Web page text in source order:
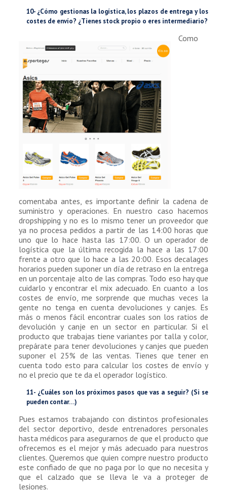
10- ¿Cómo gestionas la logística, los plazos de entrega y los
costes de envío? ¿Tienes stock propio o eres intermediario?
Como
comentaba antes, es importante definir la cadena de
suministro y operaciones. En nuestro caso hacemos
dropshipping y no es lo mismo tener un proveedor que
ya no procesa pedidos a partir de las 14:00 horas que
uno que lo hace hasta las 17:00. O un operador de
logística que la última recogida la hace a las 17:00
frente a otro que lo hace a las 20:00. Esos decalages
horarios pueden suponer un día de retraso en la entrega
en un porcentaje alto de las compras. Todo eso hay que
cuidarlo y encontrar el mix adecuado. En cuanto a los
costes de envío, me sorprende que muchas veces la
gente no tenga en cuenta devoluciones y canjes. Es
más o menos fácil encontrar cuales son los ratios de
devolución y canje en un sector en particular. Si el
producto que trabajas tiene variantes por talla y color,
prepárate para tener devoluciones y canjes que pueden
suponer el 25% de las ventas. Tienes que tener en
cuenta todo esto para calcular los costes de envío y
no el precio que te da el operador logístico.
11- ¿Cuáles son los próximos pasos que vas a seguir? (Si se
pueden contar…)
Pues estamos trabajando con distintos profesionales
del sector deportivo, desde entrenadores personales
hasta médicos para asegurarnos de que el producto que
ofrecemos es el mejor y más adecuado para nuestros
clientes. Queremos que quien compre nuestro producto
este confiado de que no paga por lo que no necesita y
que el calzado que se lleva le va a proteger de
lesiones.